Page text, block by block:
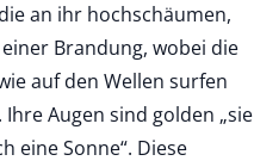
an ihr hochschäumen,
Brandung, wobei die
auf den Wellen surfen
Ihre Augen sind golden „sie
eine Sonne“. Diese